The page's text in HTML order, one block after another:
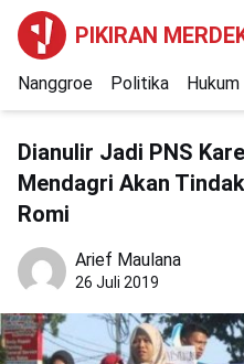
PIKIRAN
Nanggroe Politika Hukum
Dianulir Jadi PNS
Mendagri Akan
Romi
Arief Maulana
26 Juli 2019